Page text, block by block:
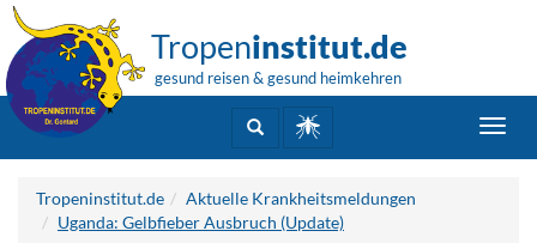
Tropeninstitut.de
gesund reisen & gesund heimkehren
Tropeninstitut.de
Aktuelle Krankheitsmeldungen
Uganda: Gelbfieber Ausbruch (Update)